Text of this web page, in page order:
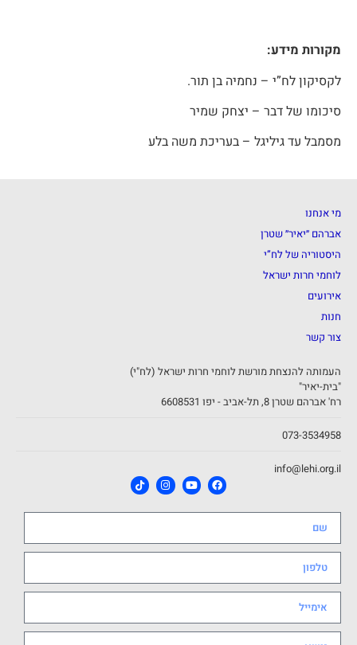
מקורות מידע:
לקסיקון לח”י – נחמיה בן תור.
סיכומו של דבר – יצחק שמיר
מסמבל עד גיליגל – בעריכת משה בלע
מי אנחנו
אברהם ״יאיר״ שטרן
היסטוריה של לח”י
לוחמי חרות ישראל
אירועים
חנות
צור קשר
העמותה להנצחת מורשת לוחמי חרות ישראל (לח"י)
"בית-יאיר"
רח' אברהם שטרן 8, תל-אביב - יפו 6608531
073-3534958
info@lehi.org.il